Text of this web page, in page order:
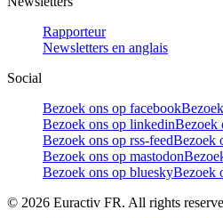
Rapporteur
Newsletters en anglais
Social
Bezoek ons op facebook
Bezoek ons op linkedinBezoek
Bezoek ons op rss-feedBezoek
Bezoek ons op mastodon
Bezoek ons op blueskyBezoek
© 2026 Euractiv FR. All rights